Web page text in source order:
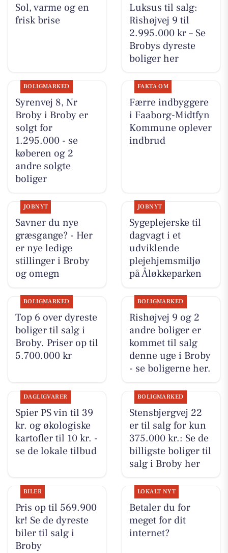
Sol, varme og en
frisk brise
Luksus til salg:
Rishøjvej 9 til
2.995.000 kr – Se
Brobys dyreste
boliger her
BOLIGMARKED
Syrenvej 8, Nr
Broby i Broby er
solgt for
1.295.000 - se
køberen og 2
andre solgte
boliger
FAKTA OM
Færre indbyggere
i Faaborg-Midtfyn
Kommune oplever
indbrud
JOBNYT
Savner du nye
græsgange? - Her
er nye ledige
stillinger i Broby
og omegn
JOBNYT
Sygeplejerske til
dagvagt i et
udviklende
plejehjemsmiljø
på Åløkkeparken
BOLIGMARKED
Top 6 over dyreste
boliger til salg i
Broby. Priser op til
5.700.000 kr
BOLIGMARKED
Rishøjvej 9 og 2
andre boliger er
kommet til salg
denne uge i Broby
- se boligerne her.
DAGLIGVARER
Spier PS vin til 39
kr. og økologiske
kartofler til 10 kr. -
se de lokale tilbud
BOLIGMARKED
Stensbjergvej 22
er til salg for kun
375.000 kr.: Se de
billigste boliger til
salg i Broby her
BILER
Pris op til 569.900
kr! Se de dyreste
biler til salg i
Broby
LOKALT NYT
Betaler du for
meget for dit
internet?